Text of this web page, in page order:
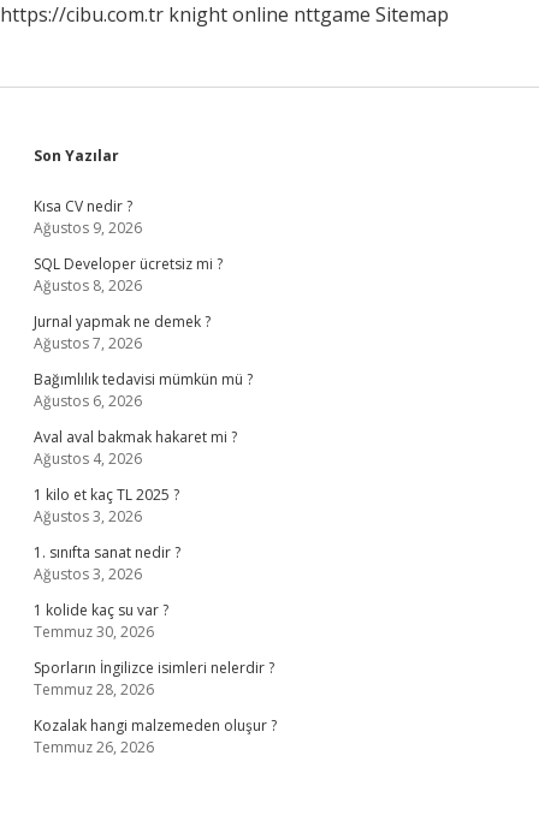
https://cibu.com.tr knight online nttgame Sitemap
Sidebar
Son Yazılar
Kısa CV nedir ?
Ağustos 9, 2026
SQL Developer ücretsiz mi ?
Ağustos 8, 2026
Jurnal yapmak ne demek ?
Ağustos 7, 2026
Bağımlılık tedavisi mümkün mü ?
Ağustos 6, 2026
Aval aval bakmak hakaret mi ?
Ağustos 4, 2026
1 kilo et kaç TL 2025 ?
Ağustos 3, 2026
1. sınıfta sanat nedir ?
Ağustos 3, 2026
1 kolide kaç su var ?
Temmuz 30, 2026
Sporların İngilizce isimleri nelerdir ?
Temmuz 28, 2026
Kozalak hangi malzemeden oluşur ?
Temmuz 26, 2026